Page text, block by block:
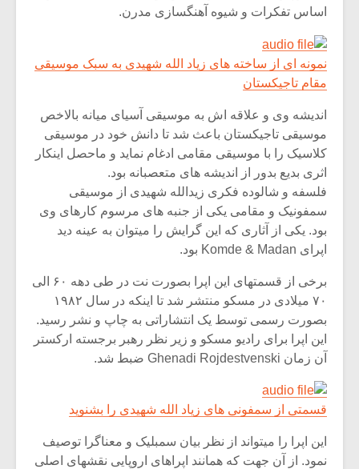
اساس تفکرات و شیوه آهنگسازی مدرن.
نمونه ای از ساخته های زیاد الله شهیدی به سبک موسیقی
مقام تاجیکستان
اندیشه وی و علاقه اش به موسیقی آسیای میانه بالاخص
موسیقی تاجیکستان باعث شد تا دانش خود در موسیقی
کلاسیک را با موسیقی مقامی ادغام نماید و ماحصل اینکار
اثری بدیع بدور از اندیشه های متعصبانه بود.
فلسفه و شالوده فکری زیدالله شهیدی از موسیقی
سمفونیک و مقامی یکی از جنبه های مرسوم کارهای وی
بود. یکی از آثاری که این گرایش را میتوان به عینه دید
اپرای Komde & Madan بود.
برخی از قسمتهای این اپرا بصورت نت در طی دهه ۶۰ الی
۷۰ میلادی در مسکو منتشر شد تا اینکه در سال ۱۹۸۲
بصورت رسمی توسط یک انتشاراتی به چاپ و نشر رسید.
این اپرا برای رادیو مسکو و زیر نظر رهبر برجسته ارکستر
آن زمان Ghenadi Rojdestvenski ضبط شد.
قسمتی از سمفونی های زیاد الله شهیدی را بشنوید
این اپرا را میتواند از نظر بیان سمبلیک و معناگرا توصیف
نمود. از آن جهت که همانند اپراهای اروپایی نقشهای اصلی